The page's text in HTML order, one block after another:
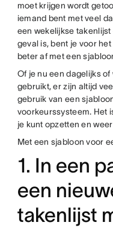
moet krijgen wordt
iemand bent met veel
een wekelijkse
geval is, bent je voor
beter af met een
Of je nu een dagelijks
gebruikt, er zijn altijd
gebruik van een
voorkeurssysteem. Het
je kunt opzetten en
Met een sjabloon voor
1. In een
een
takenlijst